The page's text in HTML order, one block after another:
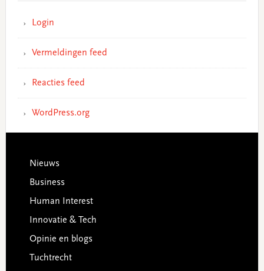
Login
Vermeldingen feed
Reacties feed
WordPress.org
Footer
Nieuws
Business
Human Interest
Innovatie & Tech
Opinie en blogs
Tuchtrecht